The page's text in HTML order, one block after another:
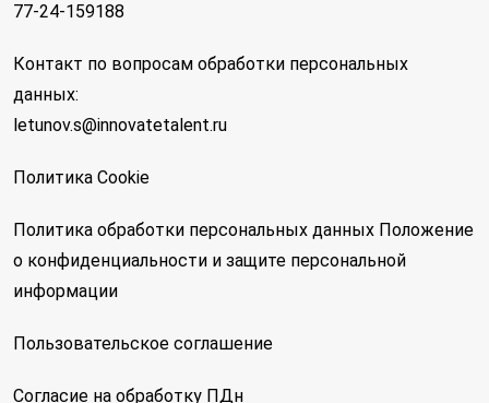
77-24-159188
Контакт по вопросам обработки персональных
данных:
letunov.s@innovatetalent.ru
Политика Cookie
Политика обработки персональных данных Положение
о конфиденциальности и защите персональной
информации
Пользовательское соглашение
Согласие на обработку ПДн